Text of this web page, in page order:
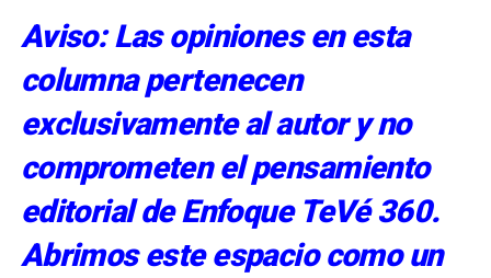
Aviso: Las opiniones en esta
columna pertenecen
exclusivamente al autor y no
comprometen el pensamiento
editorial de Enfoque TeVé 360.
Abrimos este espacio como un